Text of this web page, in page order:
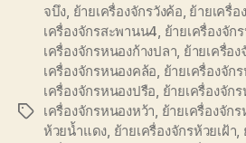
Tags
จบึง ย้ายเครื่องจักรวังค้อ ย้ายเครื่อ
เครื่องจักรสะพานน4 ย้ายเครื่องจัก
เครื่องจักรหนองก้างปลา ย้ายเครื่อ
เครื่องจักรหนองคล้อ ย้ายเครื่องจัก
เครื่องจักรหนองปรือ ย้ายเครื่องจัก
เครื่องจักรหนองหว้า ย้ายเครื่องจัก
ห้วยน้ำแดง ย้ายเครื่องจักรห้วยเฝ้า